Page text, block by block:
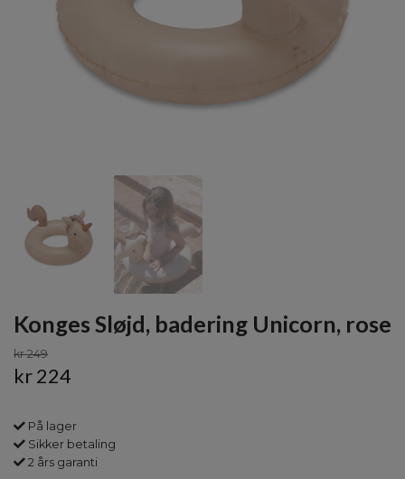
Konges Sløjd, badering Unicorn, rose
kr 249
kr 224
På lager
Sikker betaling
2 års garanti